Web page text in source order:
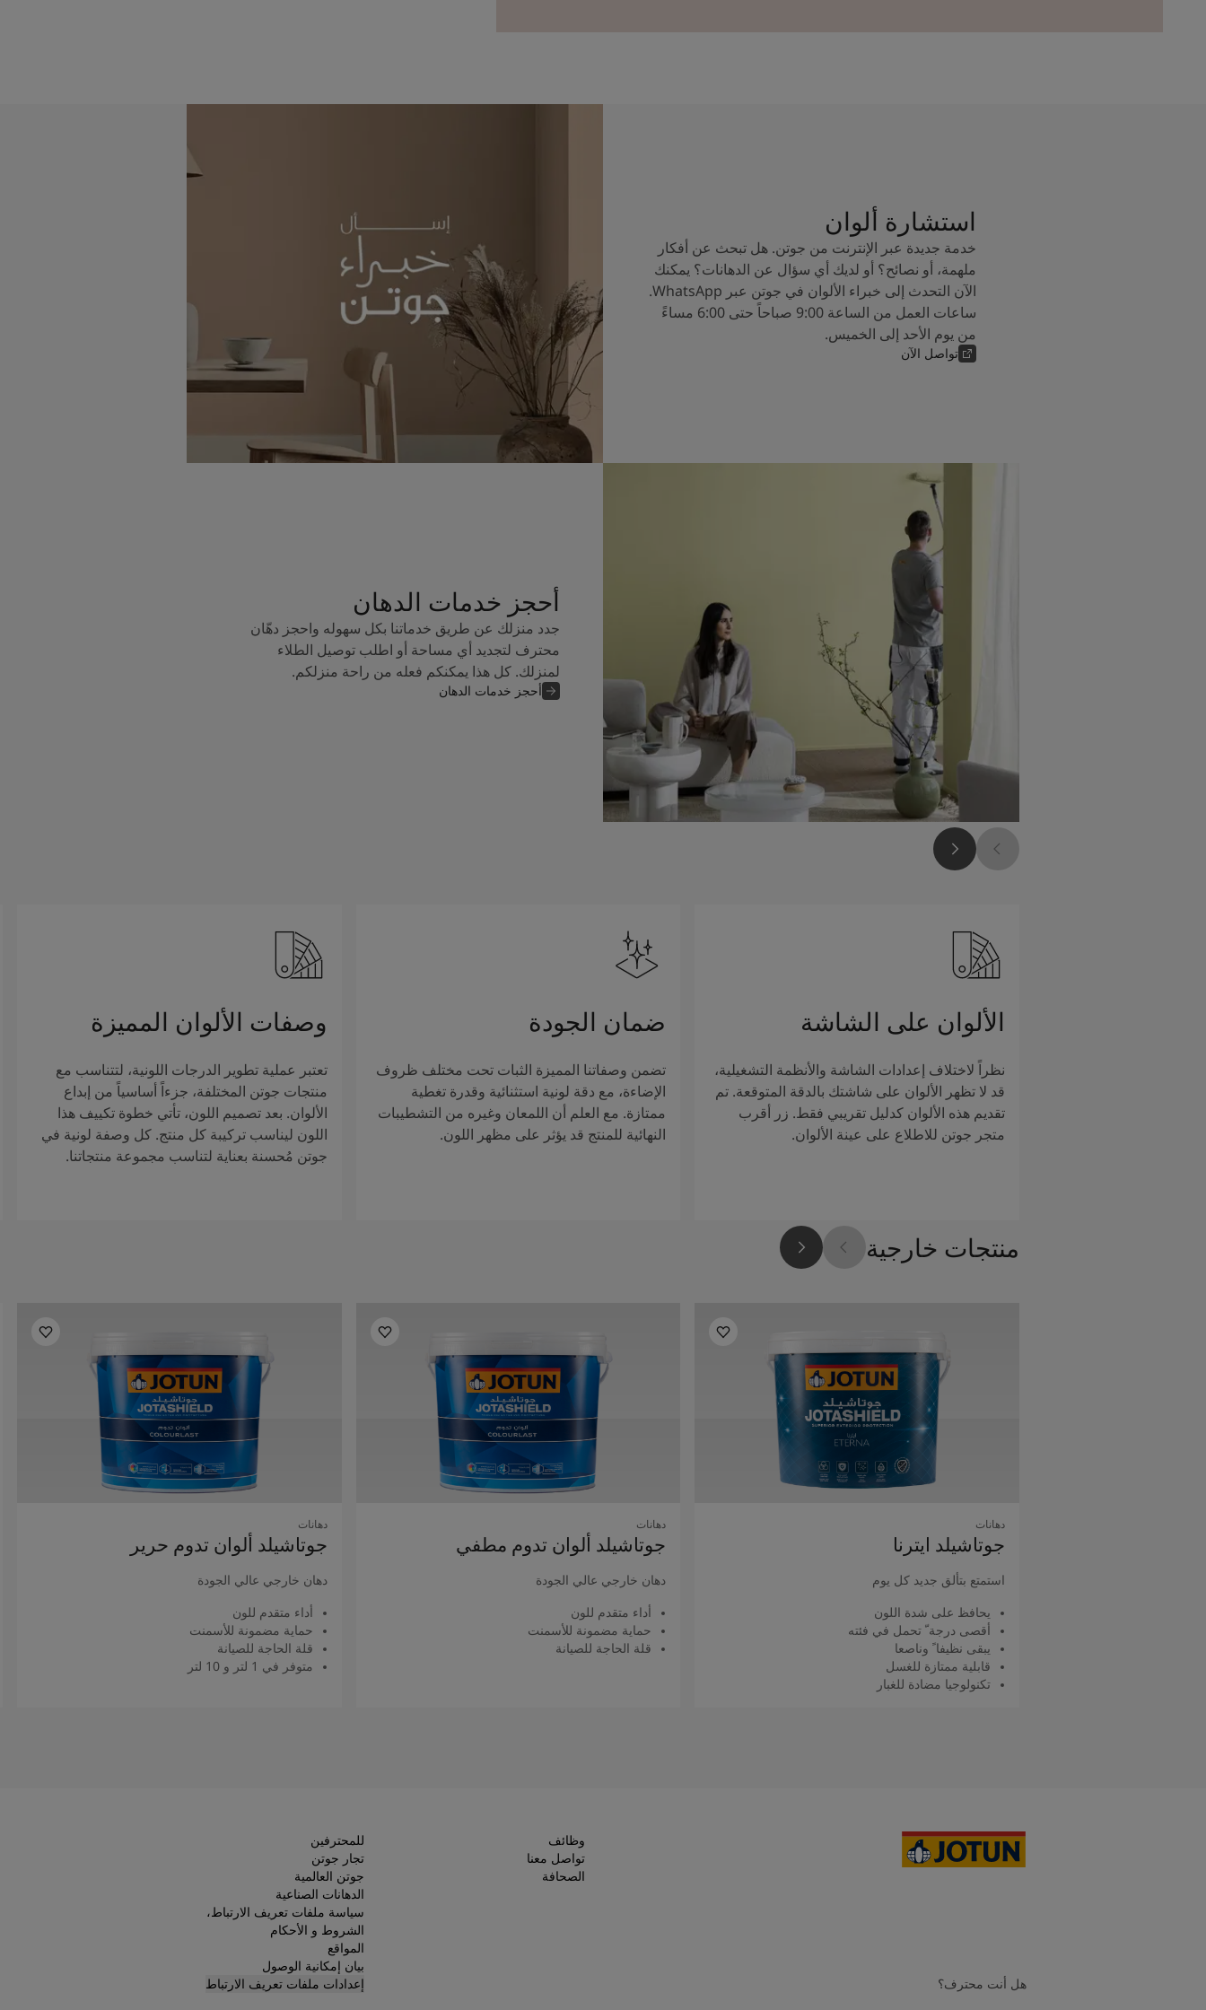
استشارة ألوان
خدمة جديدة عبر الإنترنت من جوتن. هل تبحث عن أفكار
ملهمة، أو نصائح؟ أو لديك أي سؤال عن الدهانات؟ يمكنك
الآن التحدث إلى خبراء الألوان في جوتن عبر WhatsApp.
ساعات العمل من الساعة 9:00 صباحاً حتى 6:00 مساءً
من يوم الأحد إلى الخميس.
تواصل الآن
أحجز خدمات الدهان
جدد منزلك عن طريق خدماتنا بكل سهوله واحجز دهّان
محترف لتجديد أي مساحة أو اطلب توصيل الطلاء
لمنزلك. كل هذا يمكنكم فعله من راحة منزلكم.
أحجز خدمات الدهان
الألوان على الشاشة
نظراً لاختلاف إعدادات الشاشة والأنظمة التشغيلية،
قد لا تظهر الألوان على شاشتك بالدقة المتوقعة. تم
تقديم هذه الألوان كدليل تقريبي فقط. زر أقرب
متجر جوتن للاطلاع على عينة الألوان.
ضمان الجودة
تضمن وصفاتنا المميزة الثبات تحت مختلف ظروف
الإضاءة، مع دقة لونية استثنائية وقدرة تغطية
ممتازة. مع العلم أن اللمعان وغيره من التشطيبات
النهائية للمنتج قد يؤثر على مظهر اللون.
وصفات الألوان المميزة
تعتبر عملية تطوير الدرجات اللونية، لتتناسب مع
منتجات جوتن المختلفة، جزءاً أساسياً من إبداع
الألوان. بعد تصميم اللون، تأتي خطوة تكييف هذا
اللون ليناسب تركيبة كل منتج. كل وصفة لونية في
جوتن مُحسنة بعناية لتناسب مجموعة منتجاتنا.
منتجات خارجية
دهانات
جوتاشيلد اﻳﺘﺮﻧﺎ
استمتع بتألق جديد كل يوم
يحافظ على شدة اللون
أقصى درجة ّ تحمل في فئته
يبقى نظيفا ً وناصعا
قابلية ممتازة للغسل
تكنولوجيا مضادة للغبار
دهانات
جوتاشيلد ألوان تدوم مطفي
دهان خارجي عالي الجودة
أداء متقدم للون
حماية مضمونة للأسمنت
قلة الحاجة للصيانة
دهانات
جوتاشيلد ألوان تدوم حرير
دهان خارجي عالي الجودة
أداء متقدم للون
حماية مضمونة للأسمنت
قلة الحاجة للصيانة
متوفر في 1 لتر و 10 لتر
هل أنت محترف؟
وظائف
تواصل معنا
الصحافة
للمحترفين
تجار جوتن
جوتن العالمية
الدهانات الصناعية
سياسة ملفات تعريف الارتباط،
الشروط و الأحكام
المواقع
بيان إمكانية الوصول
إعدادات ملفات تعريف الارتباط